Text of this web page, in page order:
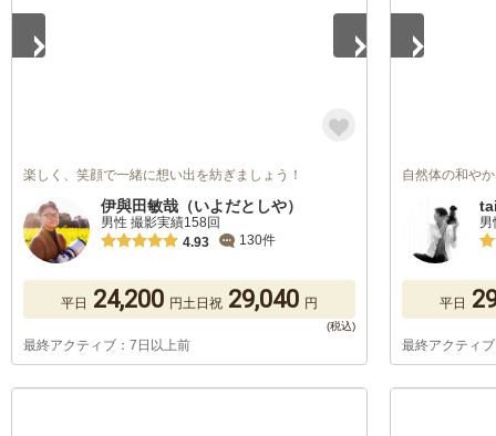
楽しく、笑顔で一緒に想い出を紡ぎましょう！
伊與田敏哉（いよだとしや）
男性 撮影実績158回
4.93
130件
平日 24,200 円土日祝 29,040 円
最終アクティブ：7日以上前
自然体の和や
平日
最終アクティ